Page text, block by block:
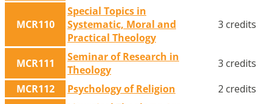
MCR110
Special Topics in
Systematic, Moral and
Practical Theology
3 credits
MCR111
Seminar of Research in
Theology
3 credits
MCR112
Psychology of Religion
2 credits